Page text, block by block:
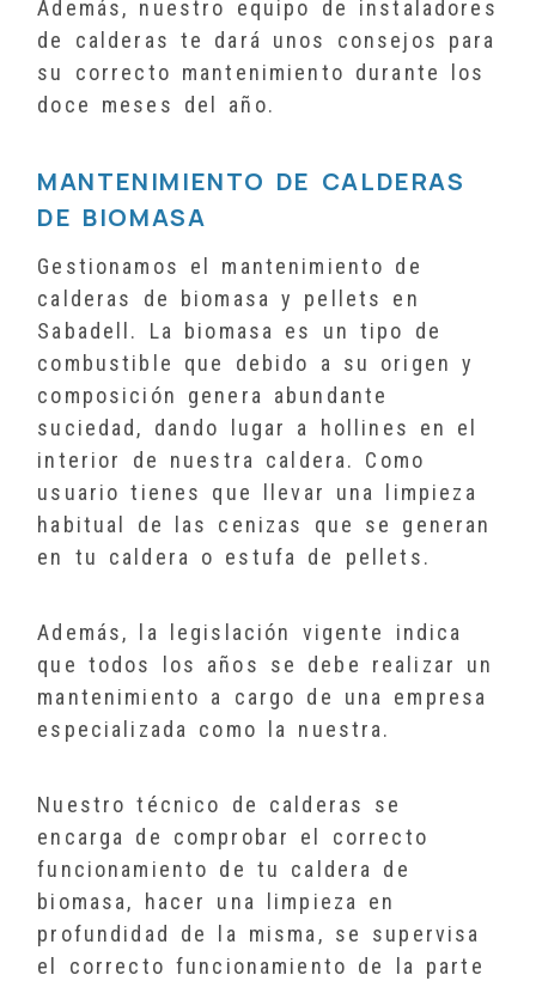
Además, nuestro equipo de instaladores
de calderas te dará unos consejos para
su correcto mantenimiento durante los
doce meses del año.
MANTENIMIENTO DE CALDERAS
DE BIOMASA
Gestionamos el mantenimiento de
calderas de biomasa y pellets en
Sabadell. La biomasa es un tipo de
combustible que debido a su origen y
composición genera abundante
suciedad, dando lugar a hollines en el
interior de nuestra caldera. Como
usuario tienes que llevar una limpieza
habitual de las cenizas que se generan
en tu caldera o estufa de pellets.
Además, la legislación vigente indica
que todos los años se debe realizar un
mantenimiento a cargo de una empresa
especializada como la nuestra.
Nuestro técnico de calderas se
encarga de comprobar el correcto
funcionamiento de tu caldera de
biomasa, hacer una limpieza en
profundidad de la misma, se supervisa
el correcto funcionamiento de la parte